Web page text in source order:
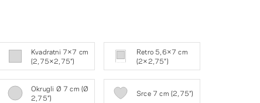
Kvadratni 7×7 cm
(2,75×2,75″)
Retro 5,6×7 cm
(2×2,75″)
Okrugli Ø 7 cm (Ø
2,75″)
Srce 7 cm (2,75″)